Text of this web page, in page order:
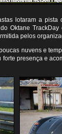
lotaram a pista
Oktane
pelos
nuvens e
presença e